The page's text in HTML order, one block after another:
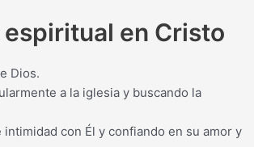
en Cristo
Dios.
a la iglesia y buscando la
con Él y confiando en su amor y